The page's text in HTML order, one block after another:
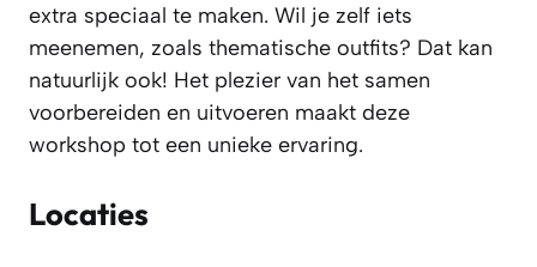
extra speciaal te maken. Wil je zelf iets
meenemen, zoals thematische outfits? Dat kan
natuurlijk ook! Het plezier van het samen
voorbereiden en uitvoeren maakt deze
workshop tot een unieke ervaring.
Locaties